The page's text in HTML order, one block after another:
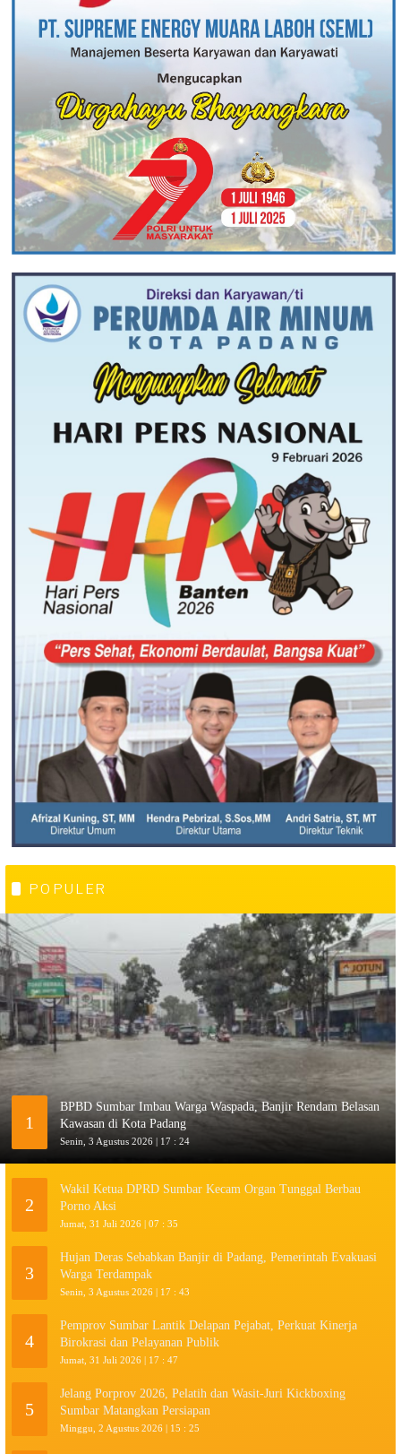
POPULER
1
BPBD Sumbar Imbau Warga Waspada, Banjir Rendam Belasan
Kawasan di Kota Padang
Senin, 3 Agustus 2026 | 17 : 24
2
Wakil Ketua DPRD Sumbar Kecam Organ Tunggal Berbau
Porno Aksi
Jumat, 31 Juli 2026 | 07 : 35
3
Hujan Deras Sebabkan Banjir di Padang, Pemerintah Evakuasi
Warga Terdampak
Senin, 3 Agustus 2026 | 17 : 43
4
Pemprov Sumbar Lantik Delapan Pejabat, Perkuat Kinerja
Birokrasi dan Pelayanan Publik
Jumat, 31 Juli 2026 | 17 : 47
5
Jelang Porprov 2026, Pelatih dan Wasit-Juri Kickboxing
Sumbar Matangkan Persiapan
Minggu, 2 Agustus 2026 | 15 : 25